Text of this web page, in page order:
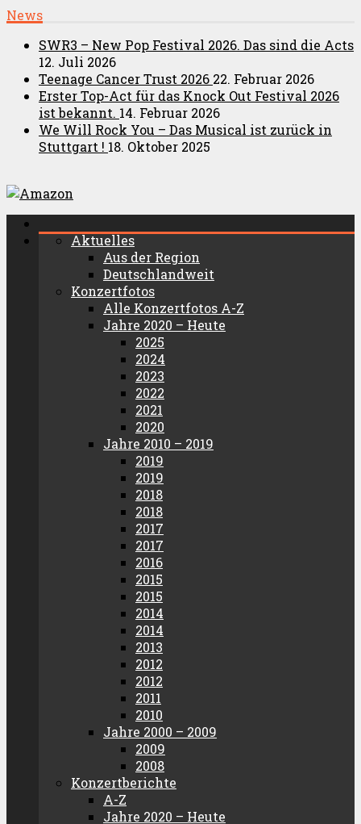
News
SWR3 – New Pop Festival 2026. Das sind die Acts
12. Juli 2026
Teenage Cancer Trust 2026 22. Februar 2026
Erster Top-Act für das Knock Out Festival 2026
ist bekannt. 14. Februar 2026
We Will Rock You – Das Musical ist zurück in
Stuttgart ! 18. Oktober 2025
Aktuelles
Aus der Region
Deutschlandweit
Konzertfotos
Alle Konzertfotos A-Z
Jahre 2020 – Heute
2025
2024
2023
2022
2021
2020
Jahre 2010 – 2019
2019
2019
2018
2018
2017
2017
2016
2015
2015
2014
2014
2013
2012
2012
2011
2010
Jahre 2000 – 2009
2009
2008
Konzertberichte
A-Z
Jahre 2020 – Heute